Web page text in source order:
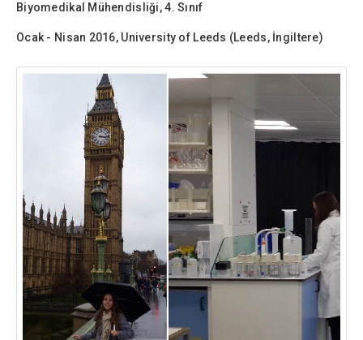
Biyomedikal Mühendisliği, 4. Sınıf
Ocak - Nisan 2016, University of Leeds (Leeds, İngiltere)